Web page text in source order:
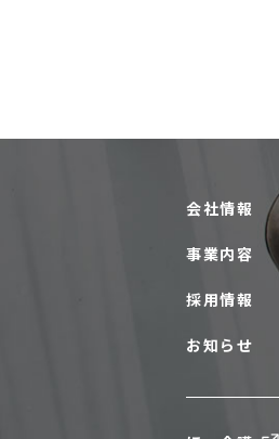
会社情報
事業内容
採用情報
お知らせ